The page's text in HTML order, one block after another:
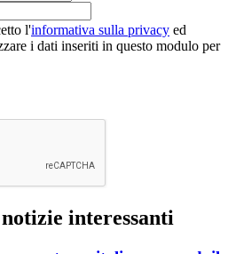
l'informativa sulla privacy ed
i dati inseriti in questo modulo per
interessanti